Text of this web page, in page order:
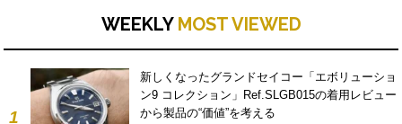
WEEKLY MOST VIEWED
1
新しくなったグランドセイコー「エボリューショ
ン9 コレクション」Ref.SLGB015の着用レビュー
から製品の“価値”を考える